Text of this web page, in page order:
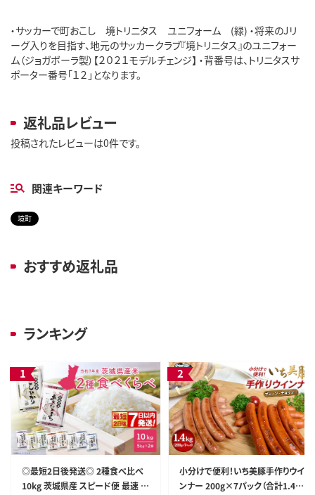
・サッカーで町おこし 境トリニタス ユニフォーム (緑) ・将来のJリ
ーグ入りを目指す、地元のサッカークラブ『境トリニタス』のユニフォー
ム（ジョガボーラ製）【２０２１モデルチェンジ】 ・背番号は、トリニタスサ
ポーター番号「１２」となります。
返礼品レビュー
投稿されたレビューは0件です。
関連キーワード
境町
おすすめ返礼品
ランキング
◎最短2日後発送◎ 2種食べ比べ
10kg 茨城県産 スピード便 最速 最
小分けで便利！いち美豚手作りウイ
ンナー 200g×7パック（合計1.4k